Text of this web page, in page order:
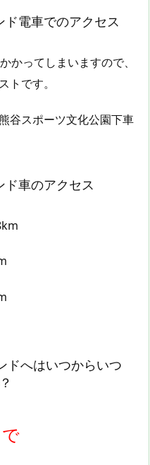
電車でのアクセス
かってしまいますので、
トです。
谷スポーツ文化公園下車
車のアクセス
ドへはいつからいつ